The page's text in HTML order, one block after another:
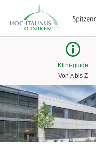
Klinikguide
Von A bis Z